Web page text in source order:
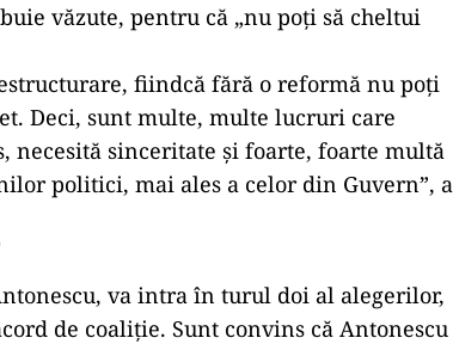
văzute, pentru că „nu poţi să cheltui
fiindcă fără o reformă nu poţi
Deci, sunt multe, multe lucruri care
necesită sinceritate şi foarte, foarte multă
politici, mai ales a celor din Guvern”, a
va intra în turul doi al alegerilor,
de coaliţie. Sunt convins că Antonescu